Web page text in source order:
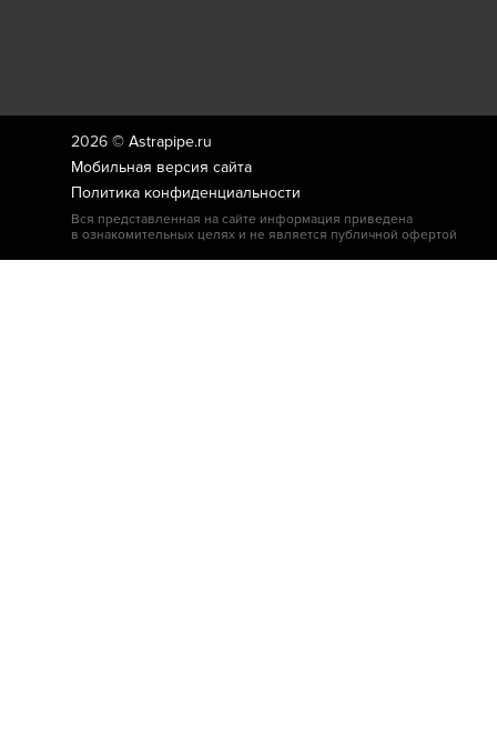
2026 © Astrapipe.ru
Мобильная версия сайта
Политика конфиденциальности
Вся представленная на сайте информация приведена
в ознакомительных целях и не является публичной офертой